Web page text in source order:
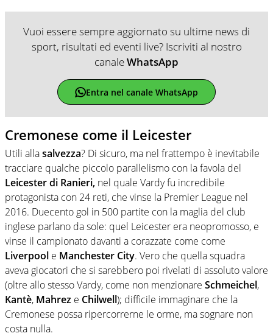
Vuoi essere sempre aggiornato su ultime news di
sport, risultati ed eventi live? Iscriviti al nostro
canaleWhatsApp
Entra nel canale WhatsApp
Cremonese come il Leicester
Utili allasalvezza? Di sicuro, ma nel frattempo è inevitabile
tracciare qualche piccolo parallelismo con la favola del
Leicester di Ranieri, nel quale Vardy fu incredibile
protagonista con 24 reti, che vinse la Premier League nel
2016. Duecento gol in 500 partite con la maglia del club
inglese parlano da sole: quel Leicester era neopromosso, e
vinse il campionato davanti a corazzate come come
Liverpool e Manchester City. Vero che quella squadra
aveva giocatori che si sarebbero poi rivelati di assoluto valore
(oltre allo stesso Vardy, come non menzionare Schmeichel,
Kantè, Mahrez e Chilwell); difficile immaginare che la
Cremonese possa ripercorrerne le orme, ma sognare non
costa nulla.